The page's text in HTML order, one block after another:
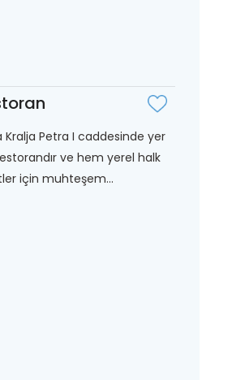
Kralja Petra I caddesinde yer
ve hem yerel halk
için muhteşem...